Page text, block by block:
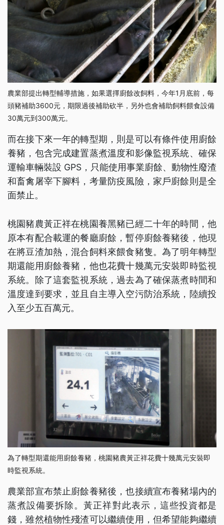
農業部提出轉型輔導措施，如果選擇廚餘改飼料，今年1月底前，每
頭豬補助3600元，期限過後補助砍半，另外也會補助飼料餵食設備
30萬元到300萬元。
而在接下來一年的轉型期，則是可以有條件使用廚餘
養豬，包含完成建置蒸煮溫度和影像監視系統、確保
運輸車輛裝設 GPS，只能使用事業廚餘、動物性廢渣
和畜禽屠宰下腳料，考量防疫風險，家戶廚餘則是全
面禁止。
桃園豬農黃正祥在桃園養黑豬已經二十年的時間，他
原本有配合載運的餐廳廚餘，暫停廚餘養豬後，他現
在將豆渣加熱，混合飼料來餵食豬隻。為了明年轉型
期還能用廚餘養豬，他也花費十幾萬元安裝即時監視
系統。除了這套監視系統，過去為了確保蒸煮時間和
溫度達到要求，並且自主導入空污防治系統，陸續投
入至少五百萬元。
為了轉型期還能用廚餘養豬，桃園豬農黃正祥花費十幾萬元安裝即
時監視系統。
農業部宣布禁止廚餘養豬後，也接續宣布養豬場內的
蒸煮設備要拆除。黃正祥對此表示，這些投資都是
錢，雖然植物性殘渣可以繼續使用，但希望能夠繼續